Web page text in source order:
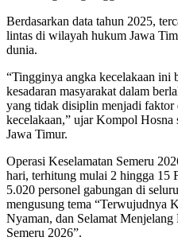
Berdasarkan data tahun 2025,
lintas di wilayah hukum Jawa
dunia.
“Tingginya angka kecelakaan ini
kesadaran masyarakat dalam
yang tidak disiplin menjadi faktor
kecelakaan,” ujar Kompol Hosna
Jawa Timur.
Operasi Keselamatan Semeru
hari, terhitung mulai 2 hingga 15
5.020 personel gabungan di
mengusung tema “Terwujudnya
Nyaman, dan Selamat Menjelang
Semeru 2026”.